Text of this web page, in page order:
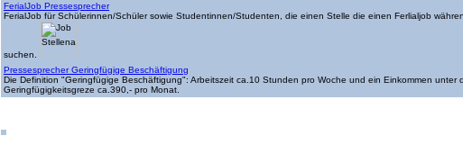
FerialJob Pressesprecher
FerialJob für Schülerinnen/Schüler sowie Studentinnen/Studenten, die einen Stelle die einen Ferlialjob
suchen.
Pressesprecher Geringfügige Beschäftigung
Die Definition "Geringfügige Beschäftigung": Arbeitszeit ca.10 Stunden pro Woche und ein Einkommen unter
Geringfügigkeitsgreze ca.390,- pro Monat.